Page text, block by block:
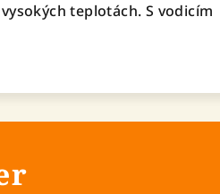
teplotách. S vodicím